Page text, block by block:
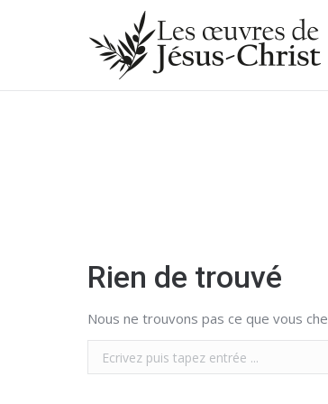
Rien de trouvé
Nous ne trouvons pas ce que vous
Search: